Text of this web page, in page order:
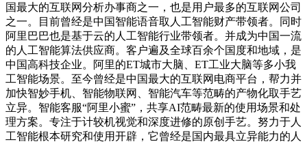
国最大的互联网分析办事商之一，也是用户最多的互联网公司
之一。目前曾经是中国智能语音取人工智能财产带领者。同时
阿里巴巴也是基于云的人工智能行业带领者。并成为中国一流
的人工智能算法供应商。客户遍及全球百余个国度和地域，是
中国高科技企业。阿里的ET城市大脑、ET工业大脑等多小我
工智能场景。至今曾经是中国最大的互联网电商平台，帮力并
加快智妙手机、智能物联网、智能汽车等范畴的产物化取手艺
立异。智能客服“阿里小蜜”，共享AI范畴最新的使用场景和处
理方案。专注于计较机视觉和深度进修的原创手艺。努力于人
工智能根本研究和使用开辟，它曾经是国内最具立异能力的人